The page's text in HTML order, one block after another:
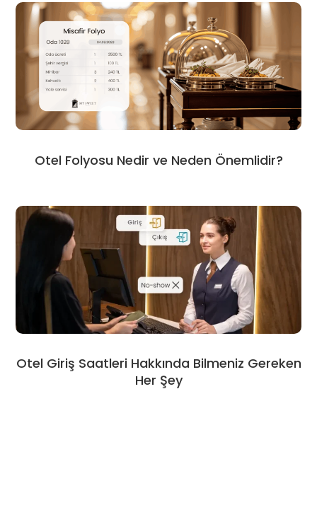
Otel Folyosu Nedir ve Neden Önemlidir?
Otel Giriş Saatleri Hakkında Bilmeniz Gereken
Her Şey